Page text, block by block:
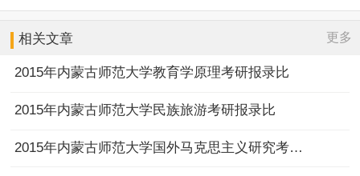
相关文章 更多
2015年内蒙古师范大学教育学原理考研报录比
2015年内蒙古师范大学民族旅游考研报录比
2015年内蒙古师范大学国外马克思主义研究考研报录比